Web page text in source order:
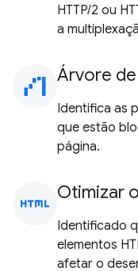
HTTP/2 ou
a
waterfall_chart Árvore
Identifica as
que estão
página.
html Otimizar
Identificado
elementos
afetar o